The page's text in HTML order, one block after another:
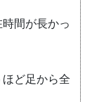
間が長かっ
ど足から全